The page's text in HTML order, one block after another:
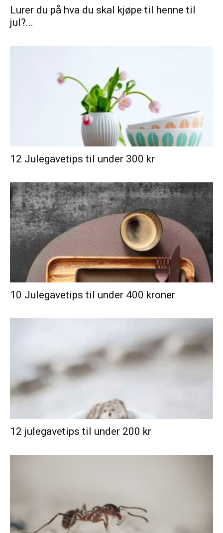
Lurer du på hva du skal kjøpe til henne til
jul?...
12 Julegavetips til under 300 kr
10 Julegavetips til under 400 kroner
12 julegavetips til under 200 kr